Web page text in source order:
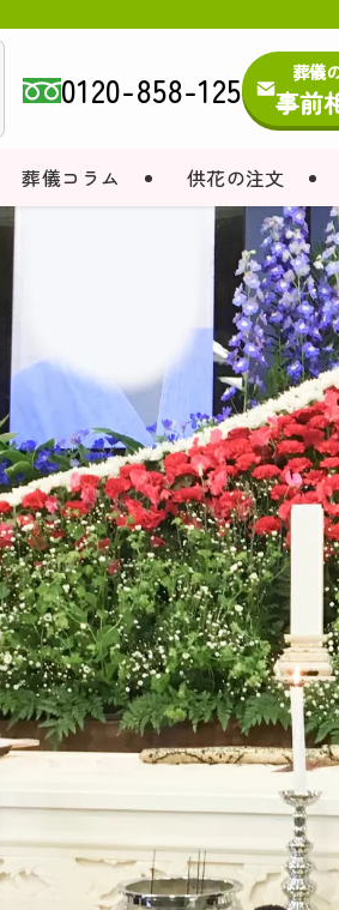
葬儀コラム 供花の注文
0120-858-125 葬儀
事前